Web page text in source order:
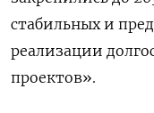
стабильных и
реализации
проектов».